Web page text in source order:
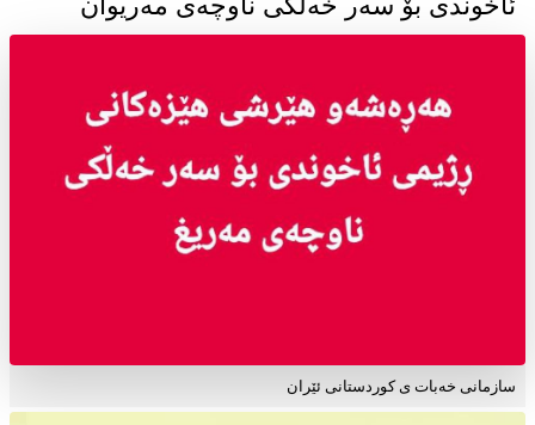
سازمانی خەبات ی کوردستانی ئێران